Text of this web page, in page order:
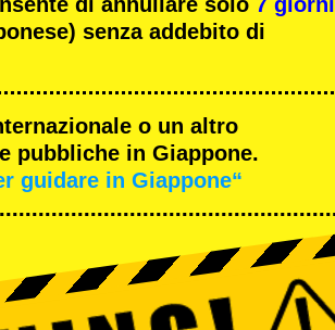
senza addebito di
o un altro
pubbliche in Giappone.
guidare in Giappone“